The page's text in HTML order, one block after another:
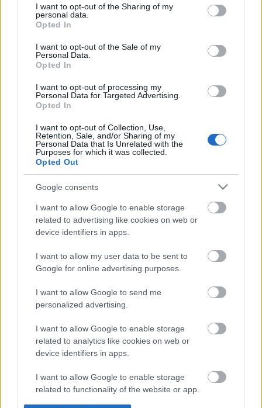
not limited to your visit or usage behaviour. You may click to
grant or deny consent to Google and its third-party tags to
use your data for below specified purposes in below Google
consent section.
I want to opt-out of the Sharing of my
personal data.
Opted In
I want to opt-out of the Sale of my
Personal Data.
Opted In
I want to opt-out of processing my
Personal Data for Targeted Advertising.
Opted In
I want to opt-out of Collection, Use,
Retention, Sale, and/or Sharing of my
Personal Data that Is Unrelated with the
Purposes for which it was collected.
Opted Out
Google consents
I want to allow Google to enable storage
related to advertising like cookies on web or
device identifiers in apps.
I want to allow my user data to be sent to
Google for online advertising purposes.
I want to allow Google to send me
personalized advertising.
I want to allow Google to enable storage
related to analytics like cookies on web or
device identifiers in apps.
I want to allow Google to enable storage
related to functionality of the website or app.
aunque puede haber alguna rotación con vistas al partido
ante los ingleses del próximo miércoles. En ese caso, Fede
puede descartar que el técnico francés cambie su sistema y
ponga una defensa de 5, con Marcelo de carrilero izquierdo.
Actualidad Comunio: los lesionados de la jornada 29
grave, pese a que tuvo que
abandonar al campo. Repasamos
el estado del resto de los
Barcelona
Lenglet, Jordi Alba – Frenkie de Jong, Pedri, Busquets –
Griezmann, Messi, Dembélé.
Estos jugadores son baja : Coutinho (lesión de rodilla),
Ansu Fati (lesión de rodilla), Neto (esguince de tobillo).
Estos jugadores son duda:
Posibles cambios en la alineación
En caso de que Koeman decida no arriesgar, Araujo podría
ocupar su puesto. Posible cambio de sistema y vuelta al 4-